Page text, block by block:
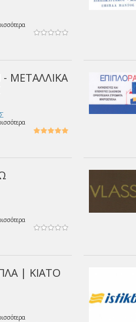
- ΜΕΤΑΛΛΙΚΑ
| ΚΙΑΤΟ